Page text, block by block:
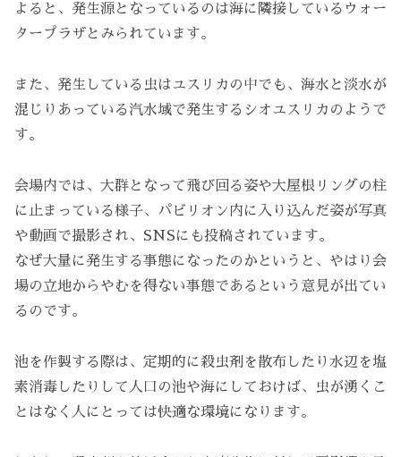
よると、発生源となっているのは海に隣接しているウォー
タープラザとみられています。
また、発生している虫はユスリカの中でも、海水と淡水が
混じりあっている汽水域で発生するシオユスリカのようで
す。
会場内では、大群となって飛び回る姿や大屋根リングの柱
に止まっている様子、パビリオン内に入り込んだ姿が写真
や動画で撮影され、SNSにも投稿されています。
なぜ大量に発生する事態になったのかというと、やはり会
場の立地からやむを得ない事態であるという意見が出てい
るのです。
池を作製する際は、定期的に殺虫剤を散布したり水辺を塩
素消毒したりして人口の池や海にしておけば、虫が湧くこ
とはなく人にとっては快適な環境になります。